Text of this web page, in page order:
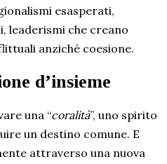
esasperati,
leaderismi che creano
anziché coesione.
d’insieme
una “coralità”, uno spirito
un destino comune. E
attraverso una nuova